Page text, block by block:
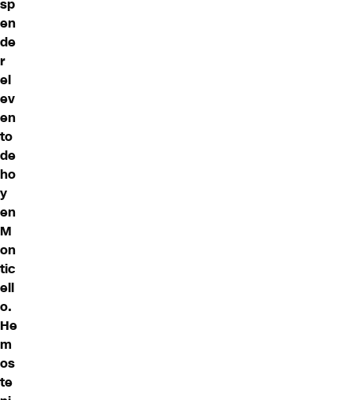
sp
en
de
r
el
ev
en
to
de
ho
y
en
M
on
tic
ell
o.
He
m
os
te